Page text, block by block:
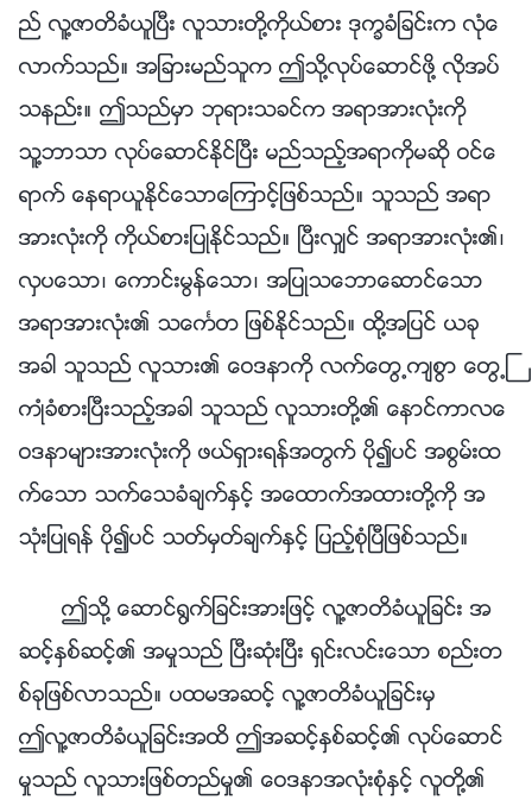
ည္ လူ႔ဇာတိခံယူၿပီး လူသားတို႔ကိုယ္စား ဒုကၡခံျခင္းက လုံေ
လာက္သည္။ အျခားမည္သူက ဤသို႔လုပ္ေဆာင္ဖို႔ လိုအပ္
သနည္း။ ဤသည္မွာ ဘုရားသခင္က အရာအားလုံးကို
သူ႔ဘာသာ လုပ္ေဆာင္ႏိုင္ၿပီး မည္သည့္အရာကိုမဆို ဝင္ေ
ရာက္ ေနရာယူႏိုင္ေသာေၾကာင့္ျဖစ္သည္။ သူသည္ အရာ
အားလုံးကို ကိုယ္စားျပဳႏိုင္သည္။ ၿပီးလွ်င္ အရာအားလုံး၏၊
လွပေသာ၊ ေကာင္းမြန္ေသာ၊ အျပဳသေဘာေဆာင္ေသာ
အရာအားလုံး၏ သေကၤတ ျဖစ္ႏိုင္သည္။ ထို႔အျပင္ ယခု
အခါ သူသည္ လူသား၏ ေဝဒနာကို လက္ေတြ႕က်စြာ ေတြ႕ႀ
ကဳံခံစားၿပီးသည့္အခါ သူသည္ လူသားတို႔၏ ေနာင္ကာလေ
ဝဒနာမ်ားအားလုံးကို ဖယ္ရွားရန္အတြက္ ပို၍ပင္ အစြမ္းထ
က္ေသာ သက္ေသခံခ်က္ႏွင့္ အေထာက္အထားတို႔ကို အ
သုံးျပဳရန္ ပို၍ပင္ သတ္မွတ္ခ်က္ႏွင့္ ျပည့္စုံၿပီျဖစ္သည္။
ဤသို႔ ေဆာင္႐ြက္ျခင္းအားျဖင့္ လူ႔ဇာတိခံယူျခင္း အ
ဆင့္ႏွစ္ဆင့္၏ အမႈသည္ ၿပီးဆုံးၿပီး ရွင္းလင္းေသာ စည္းတ
စ္ခုျဖစ္လာသည္။ ပထမအဆင့္ လူ႔ဇာတိခံယူျခင္းမွ
ဤလူ႔ဇာတိခံယူျခင္းအထိ ဤအဆင့္ႏွစ္ဆင့္၏ လုပ္ေဆာင္
မႈသည္ လူသားျဖစ္တည္မႈ၏ ေဝဒနာအလုံးစုံႏွင့္ လူတို႔၏